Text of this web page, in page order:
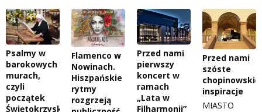
Psalmy w
barokowych
murach,
czyli
początek
Świętokrzyskich
Flamenco w
Nowinach.
Hiszpańskie
rytmy
rozgrzeją
Przed nami
pierwszy
koncert w
ramach
„Lata w
Filharmonii”
Przed nami
szóste
chopinowskie
inspiracje
MIASTO